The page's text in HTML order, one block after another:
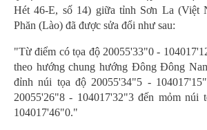
Hét 46-E, số 14) giữa tỉnh Sơn La (Việt
Phăn (Lào) đã được sửa đổi như sau:
"Từ điểm có tọa độ 20055'33"0 -
theo hướng chung hướng Đông Đông
đỉnh núi tọa độ 20055'34"5 -
20055'26"8 - 104017'32"3 đến mỏm núi
104017'46"0."